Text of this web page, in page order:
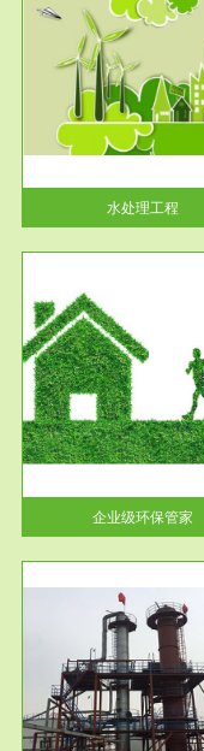
水处理工程
服务范围
园区环保管
2016 年 4 月，环保部
于积极发挥环境保护作
给侧结...
企业级环保管家
服务范围
固体危险废物处
固体废物解释：固体废
们在生产建设、日常生
活动中...
服务范围
市政固废处
蔚蓝生态环境科技所从